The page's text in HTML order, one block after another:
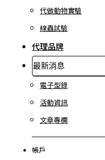
代做動物實驗
線蟲試驗
代理品牌
最新消息
電子型錄
活動資訊
文章專欄
帳戶